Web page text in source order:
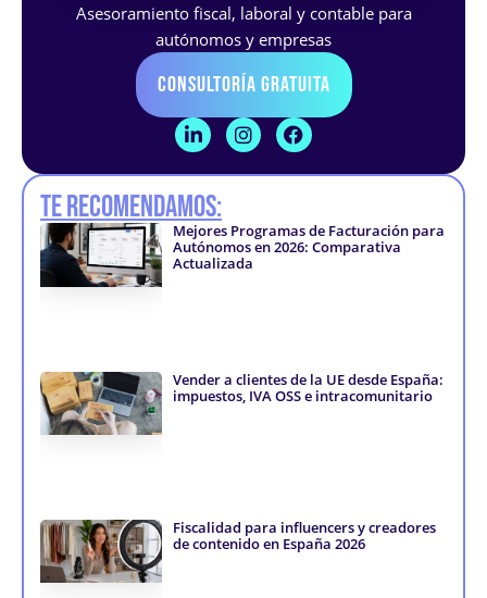
Asesoramiento fiscal, laboral y contable para
autónomos y empresas
Consultoría Gratuita
L
i
k
e
d
i
n
I
n
t
g
r
a
F
a
e
o
o
Te recomendamos:
Mejores Programas de Facturación para
Autónomos en 2026: Comparativa
Actualizada
Vender a clientes de la UE desde España:
impuestos, IVA OSS e intracomunitario
Fiscalidad para influencers y creadores
de contenido en España 2026